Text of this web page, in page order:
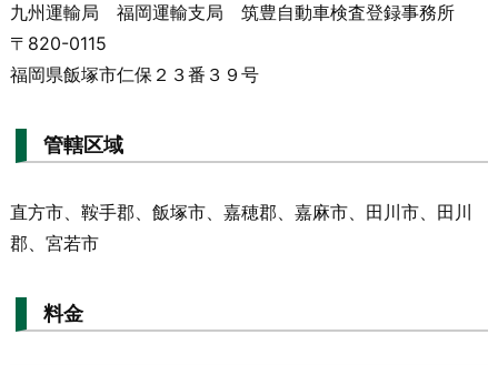
九州運輸局 福岡運輸支局 筑豊自動車検査登録事務所
〒820-0115
福岡県飯塚市仁保２３番３９号
管轄区域
直方市、鞍手郡、飯塚市、嘉穂郡、嘉麻市、田川市、田川
郡、宮若市
料金